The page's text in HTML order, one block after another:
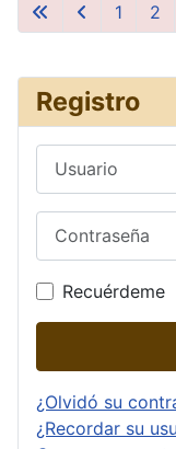
1 2
Registro
Recuérdeme
¿Olvidó su
¿Recordar su